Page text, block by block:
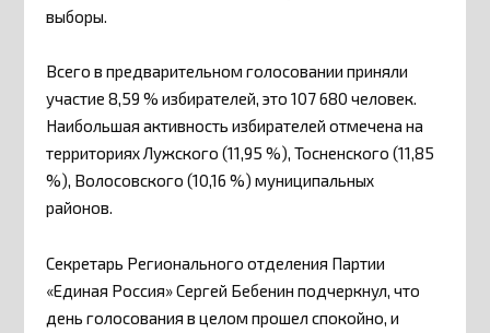
выборы.
Всего в предварительном голосовании приняли
участие 8,59 % избирателей, это 107 680 человек.
Наибольшая активность избирателей отмечена на
территориях Лужского (11,95 %), Тосненского (11,85
%), Волосовского (10,16 %) муниципальных
районов.
Секретарь Регионального отделения Партии
«Единая Россия» Сергей Бебенин подчеркнул, что
день голосования в целом прошел спокойно, и